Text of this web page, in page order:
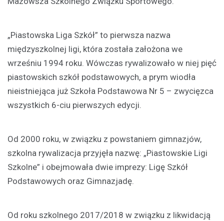
„Piastowska Liga Szkół” to pierwsza nazwa
międzyszkolnej ligi, która została założona we
wrześniu 1994 roku. Wówczas rywalizowało w niej pięć
piastowskich szkół podstawowych, a prym wiodła
nieistniejąca już Szkoła Podstawowa Nr 5 – zwycięzca
wszystkich 6-ciu pierwszych edycji.
Od 2000 roku, w związku z powstaniem gimnazjów,
szkolna rywalizacja przyjęła nazwę: „Piastowskie Ligi
Szkolne” i obejmowała dwie imprezy: Ligę Szkół
Podstawowych oraz Gimnazjadę.
Od roku szkolnego 2017/2018 w związku z likwidacją